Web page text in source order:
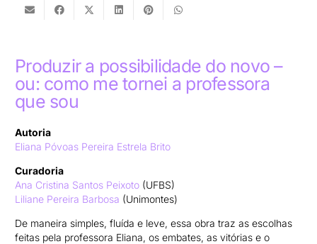
Produzir a possibilidade do novo –
ou: como me tornei a professora
que sou
Autoria
Eliana Póvoas Pereira Estrela Brito
Curadoria
Ana Cristina Santos Peixoto (UFBS)
Liliane Pereira Barbosa (Unimontes)
De maneira simples, fluída e leve, essa obra traz as escolhas
feitas pela professora Eliana, os embates, as vitórias e o